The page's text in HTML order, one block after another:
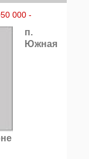
000 -
п.
Южная